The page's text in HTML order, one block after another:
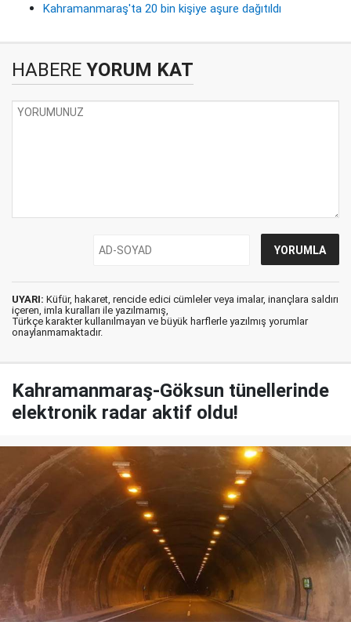
Kahramanmaraş'ta 20 bin kişiye aşure dağıtıldı
HABERE YORUM KAT
UYARI: Küfür, hakaret, rencide edici cümleler veya imalar, inançlara saldırı
içeren, imla kuralları ile yazılmamış,
Türkçe karakter kullanılmayan ve büyük harflerle yazılmış yorumlar
onaylanmamaktadır.
Kahramanmaraş-Göksun tünellerinde
elektronik radar aktif oldu!